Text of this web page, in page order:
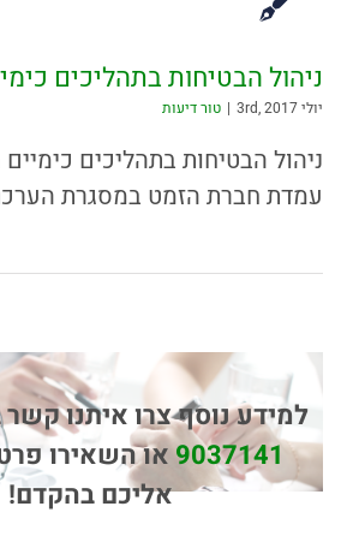
ניהול הבטיחות בתהליכים
יולי 3rd, 2017 | טור דיעות
ניהול הבטיחות בתהליכים
עמדת חברת הזמט במסגרת
למידע נוסף צרו איתנו
9037141או השאירו
אליכם בהקדם!